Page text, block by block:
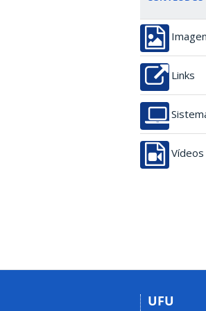
Links
Vídeos
UFU